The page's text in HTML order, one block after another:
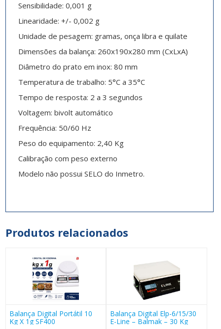
Sensibilidade: 0,001 g
Linearidade: +/- 0,002 g
Unidade de pesagem: gramas, onça libra e quilate
Dimensões da balança: 260x190x280 mm (CxLxA)
Diâmetro do prato em inox: 80 mm
Temperatura de trabalho: 5°C a 35°C
Tempo de resposta: 2 a 3 segundos
Voltagem: bivolt automático
Frequência: 50/60 Hz
Peso do equipamento: 2,40 Kg
Calibração com peso externo
Modelo não possui SELO do Inmetro.
Produtos relacionados
Balança Digital Portátil 10
Kg X 1g SF400
Balança Digital Elp-6/15/30
E-Line – Balmak – 30 Kg